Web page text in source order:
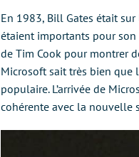
En 1983, Bill Gates était
étaient importants pour son
de Tim Cook pour montrer
Microsoft sait très bien que
populaire. L’arrivée de
cohérente avec la nouvelle